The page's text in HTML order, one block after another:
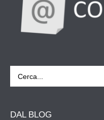
DAL BLOG